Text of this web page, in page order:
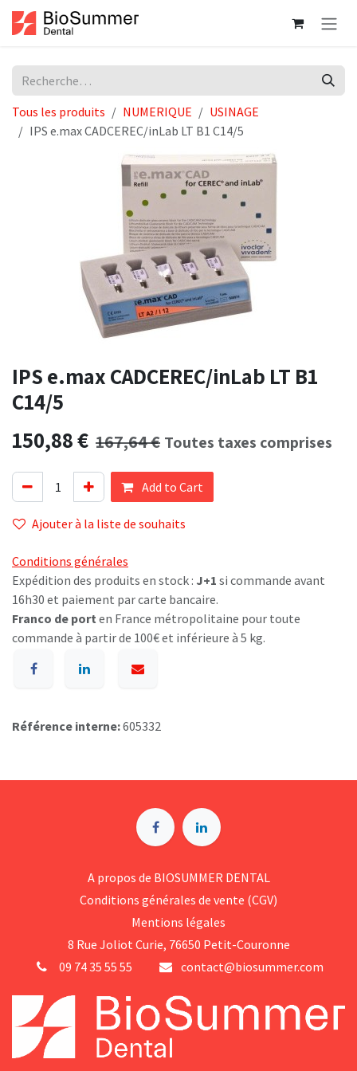
Se rendre au contenu
Tous les produits NUMERIQUE
USINAGE
IPS e.max CADCEREC/inLab LT B1 C14/5
IPS e.max CADCEREC/inLab LT B1
C14/5
150,88€ 167,64€ Toutes taxes comprises
Add to Cart
Ajouter à la liste de souhaits
Conditions générales
Expédition des produits en stock : J+1 si commande avant
16h30 et paiement par carte bancaire.
Franco de port en France métropolitaine pour toute
commande à partir de 100€ et inférieure à 5 kg.
Référence interne:605332
A p​ropos de BIOSUMMER DENTAL
Conditions générales d​e vente (CGV)
Mentions légales
8 Rue Jol​iot Curie, 76650 Petit-Couronne
09 74 35 55 55
contact@biosummer.com